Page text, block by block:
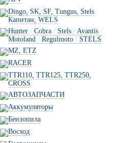
Dingo, SK, SF, Tungus, Stels
Капитан, WELS
Hunter / Cobra / Stels / Avantis /
Motoland / Regulmoto / STELS
MZ, ETZ
RACER
TTR110, TTR125, TTR250,
CROSS
АВТОЗАПЧАСТИ
Аккумуляторы
Бензопила
Восход